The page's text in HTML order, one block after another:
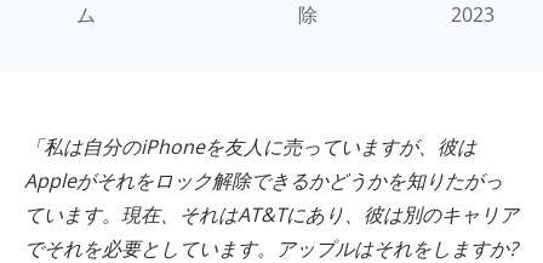
ム
除
2023
「私は自分のiPhoneを友人に売っていますが、彼は
Appleがそれをロック解除できるかどうかを知りたがっ
ています。現在、それはAT&Tにあり、彼は別のキャリア
でそれを必要としています。アップルはそれをしますか?